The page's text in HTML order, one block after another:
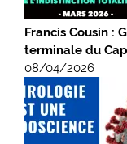
Francis Cousin :
terminale du
08/04/2026